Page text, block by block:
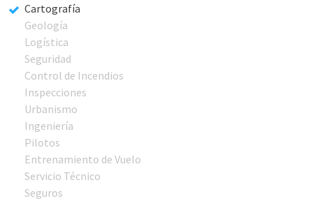
Cartografía
Geología
Logística
Seguridad
Control de Incendios
Inspecciones
Urbanismo
Ingeniería
Pilotos
Entrenamiento de Vuelo
Servicio Técnico
Seguros